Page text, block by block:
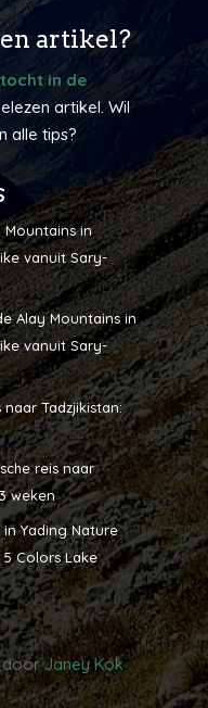
artikel?
in de
artikel. Wil
alle tips?
Mountains in
vanuit Sary-
Alay Mountains in
vanuit Sary-
Tadzjikistan:
reis naar
weken
Yading Nature
5 Colors Lake
doorJaney Kok